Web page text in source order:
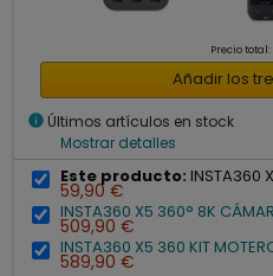
Precio total:
Añadir los
info Últimos artículos en stock
Mostrar detalles
Este producto: INSTA360
59,90 €
INSTA360 X5 360° 8K
509,90 €
INSTA360 X5 360 KIT
589,90 €